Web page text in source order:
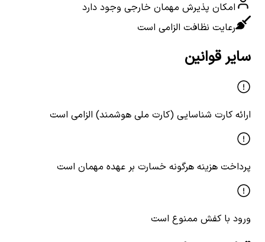
امکان پذیرش مهمان خارجی وجود دارد
رعایت نظافت الزامی است
سایر قوانین
ارائه کارت شناسایی (کارت ملی هوشمند) الزامی است
پرداخت هزینه هرگونه خسارت بر عهده مهمان است
ورود با کفش ممنوع است